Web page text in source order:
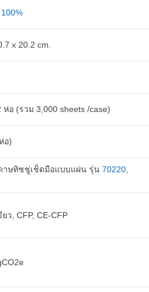
x 20.2 cm.
อ (รวม 3,000 sheets /case)
อ)
าษทิชชู่เช็ดมือแบบแผ่น รุ่น 70220,
ว, CFP, CE-CFP